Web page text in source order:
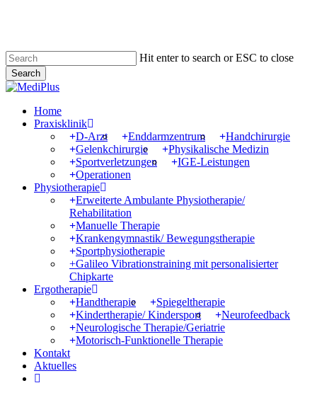
content
Hit enter to search or ESC to close
Search
Close
Menu
Home
Praxisklinik
D-Arzt
Enddarmzentrum
Handchirurgie
Gelenkchirurgie
Physikalische Medizin
Sportverletzungen
IGE-Leistungen
Operationen
Physiotherapie
Erweiterte Ambulante Physiotherapie/
Rehabilitation
Manuelle Therapie
Krankengymnastik/ Bewegungstherapie
Sportphysiotherapie
+Galileo Vibrationstraining mit personalisierter
Chipkarte
Ergotherapie
Handtherapie
Spiegeltherapie
Kindertherapie/ Kindersport
Neurofeedback
Neurologische Therapie/Geriatrie
Motorisch-Funktionelle Therapie
Kontakt
Aktuelles
instagram